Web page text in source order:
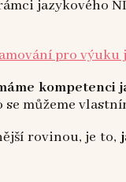
jazykového
kompetenci
se můžeme
rovinou, je to,